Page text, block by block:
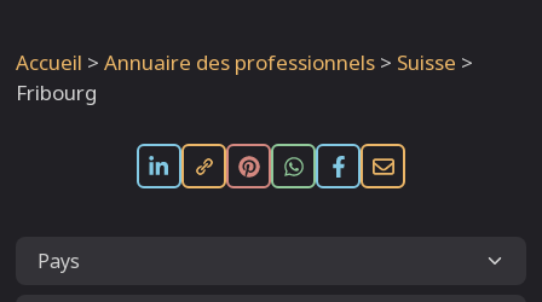
Accueil > Annuaire des professionnels > Suisse >
Fribourg